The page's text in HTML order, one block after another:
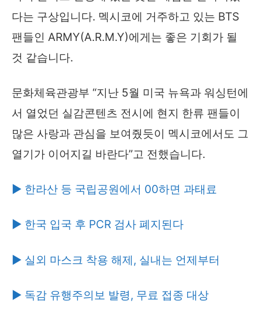
다는 구상입니다. 멕시코에 거주하고 있는 BTS
팬들인 ARMY(A.R.M.Y)에게는 좋은 기회가 될
것 같습니다.
문화체육관광부 “지난 5월 미국 뉴욕과 워싱턴에
서 열었던 실감콘텐츠 전시에 현지 한류 팬들이
많은 사랑과 관심을 보여줬듯이 멕시코에서도 그
열기가 이어지길 바란다”고 전했습니다.
▶ 한라산 등 국립공원에서 00하면 과태료
▶ 한국 입국 후 PCR 검사 폐지된다
▶ 실외 마스크 착용 해제, 실내는 언제부터
▶ 독감 유행주의보 발령, 무료 접종 대상